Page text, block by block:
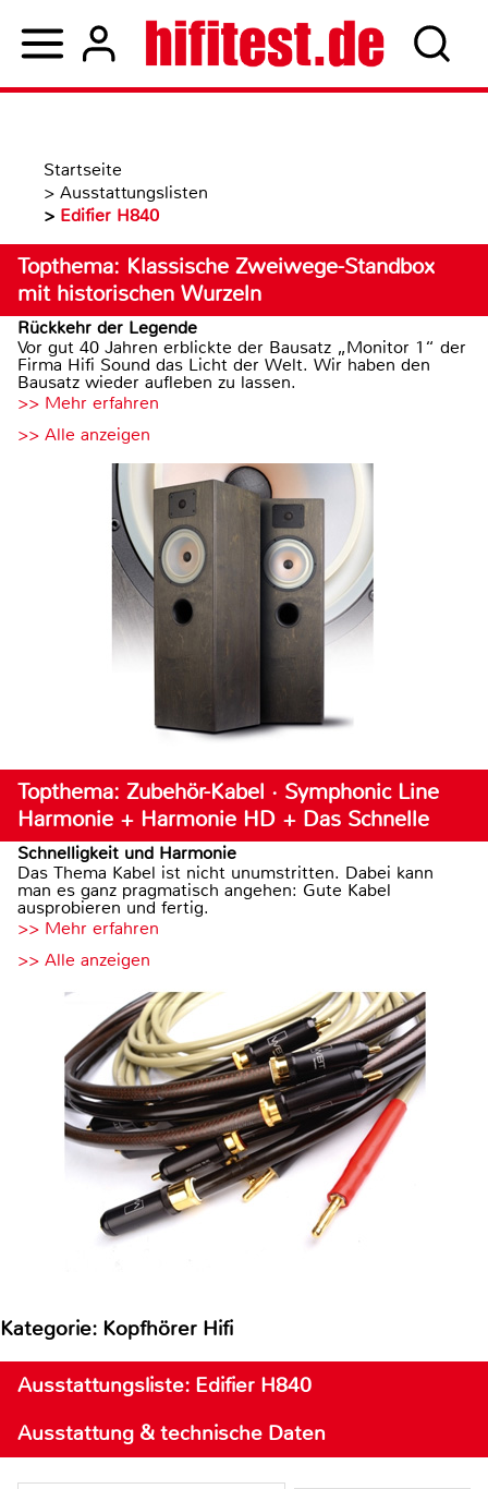
Startseite
> Ausstattungslisten
> Edifier H840
Topthema: Klassische Zweiwege-Standbox
mit historischen Wurzeln
Rückkehr der Legende
Vor gut 40 Jahren erblickte der Bausatz „Monitor 1“ der
Firma Hifi Sound das Licht der Welt. Wir haben den
Bausatz wieder aufleben zu lassen.
>> Mehr erfahren
>> Alle anzeigen
Topthema: Zubehör-Kabel · Symphonic Line
Harmonie + Harmonie HD + Das Schnelle
Schnelligkeit und Harmonie
Das Thema Kabel ist nicht unumstritten. Dabei kann
man es ganz pragmatisch angehen: Gute Kabel
ausprobieren und fertig.
>> Mehr erfahren
>> Alle anzeigen
Kategorie: Kopfhörer Hifi
Ausstattungsliste: Edifier H840
Ausstattung & technische Daten